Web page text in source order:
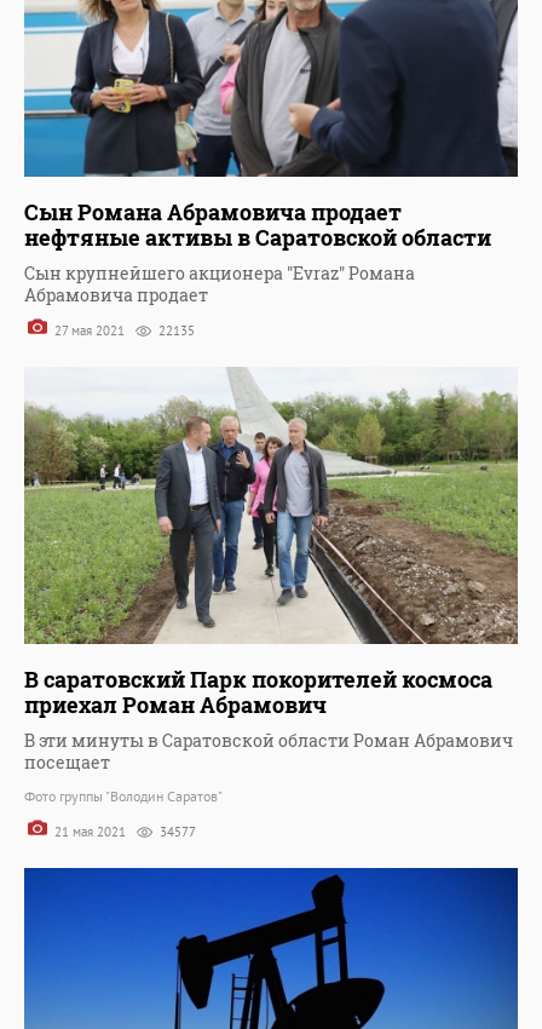
Сын Романа Абрамовича продает
нефтяные активы в Саратовской области
Сын крупнейшего акционера "Evraz" Романа
Абрамовича продает
27 мая 2021 22135
В саратовский Парк покорителей космоса
приехал Роман Абрамович
В эти минуты в Саратовской области Роман Абрамович
посещает
Фото группы "Володин Саратов"
21 мая 2021 34577